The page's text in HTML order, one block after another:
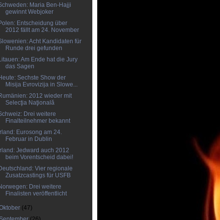
Maria Ben-Hajji
gewinnt Webjoker
Entscheidung über
2012 fällt am 24. November
Acht Kandidaten für
Runde drei gefunden
Am Ende hat die Jury
das Sagen
Sechste Show der
Misija Evrovizija in Slowe...
2012 wieder mit
Selecţia Naţională
Drei weitere
Finalteilnehmer bekannt
Eurosong am 24.
Februar in Dublin
Jedward auch 2012
beim Vorentscheid dabei!
Vier regionale
Zusatzcastings für USFB
Drei weitere
Finalisten veröffentlicht
(47)